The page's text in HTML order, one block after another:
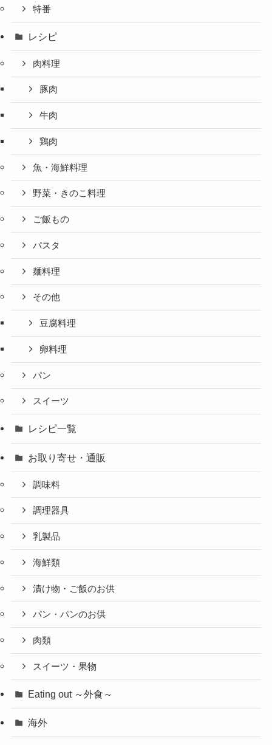
特番
レシピ
肉料理
豚肉
牛肉
鶏肉
魚・海鮮料理
野菜・きのこ料理
ご飯もの
パスタ
麺料理
その他
豆腐料理
卵料理
パン
スイーツ
レシピ一覧
お取り寄せ・通販
調味料
調理器具
乳製品
海鮮類
漬け物・ご飯のお供
パン・パンのお供
肉類
スイーツ・果物
Eating out ～外食～
海外